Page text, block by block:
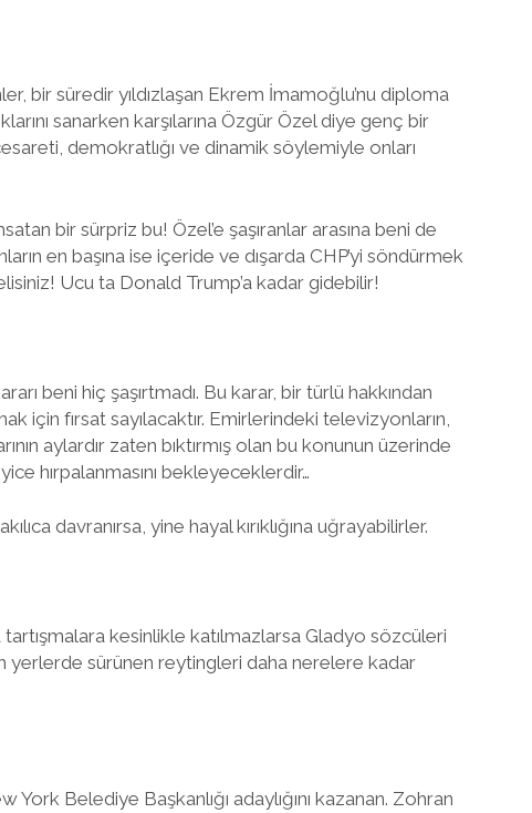
bir süredir yıldızlaşan Ekrem İmamoğlu’nu diploma
sanarken karşılarına Özgür Özel diye genç bir
demokratlığı ve dinamik söylemiyle onları
bir sürpriz bu! Özel’e şaşıranlar arasına beni de
en başına ise içeride ve dışarda CHP’yi söndürmek
Ucu ta Donald Trump’a kadar gidebilir!
beni hiç şaşırtmadı. Bu karar, bir türlü hakkından
için fırsat sayılacaktır. Emirlerindeki televizyonların,
aylardır zaten bıktırmış olan bu konunun üzerinde
hırpalanmasını bekleyeceklerdir…
davranırsa, yine hayal kırıklığına uğrayabilirler.
kesinlikle katılmazlarsa Gladyo sözcüleri
sürünen reytingleri daha nerelere kadar
Belediye Başkanlığı adaylığını kazanan. Zohran